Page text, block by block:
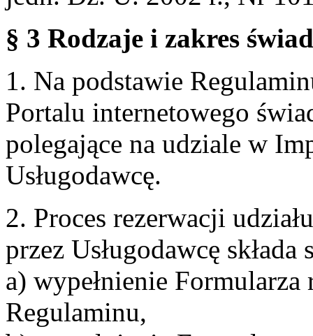
§ 3 Rodzaje i zakres
1. Na podstawie
Portalu internetowego
polegające na udziale w
Usługodawcę.
2. Proces rezerwacji
przez Usługodawcę
a) wypełnienie
Regulaminu,